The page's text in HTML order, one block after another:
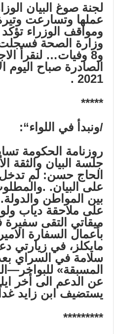
لجنة صوغ البيان
عملها وتسارعت
ومواقف الوزراء
و8 وفيات… لنقرأ
2021
.
*****
/ونبدأ في اللواء“:
روزنامة الحكومة
جلسة البيان والثقة
الحاج حسن: لم
على البيان.
بين المواطن
على ملاحقة دياب
ميقاتي التقى سفيرة
بأعمال السفارة
مايكلز، في زيارتي
سلامة في السراي
المسبقة»
عن الدعم الى أخر
يستضيف ابن زايد
*********